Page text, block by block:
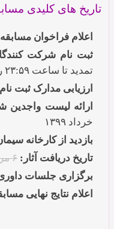
تاریخ های کلیدی
اعلام فراخوان
ثبت نام شرکت
تمدید تا ساعت ۲۳:۵۹ روز ۱۱ خرداد
ارزیابی مدارک ثبت
ارائه لیست واجدین
خرداد ۱۳۹۹
بازدید از کارخانه
تاریخ دریافت آثار: ۶ مرداد ۱۳۹۹
برگزاری جلسات
اعلام نتایج نهایی